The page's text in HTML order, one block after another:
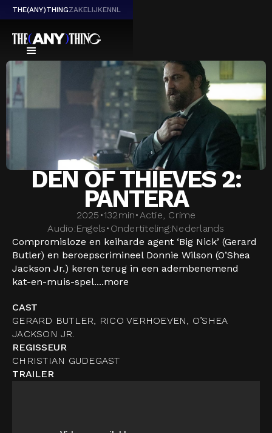
THE(ANY)THINGZAKELIJKENNL
DEN OF THIEVES 2:
PANTERA
2025 •132min•Actie, Crime
Audio:Engels• Ondertiteling:Nederlands
Compromisloze en keiharde agent ‘Big Nick’ (Gerard
Butler) en beroepscrimineel Donnie Wilson (O’Shea
Jackson Jr.) keren terug in een adembenemend
kat-en-muis-spel....more
CAST
GERARD BUTLER, RICO VERHOEVEN, O’SHEA
JACKSON JR.
REGISSEUR
CHRISTIAN GUDEGAST
TRAILER